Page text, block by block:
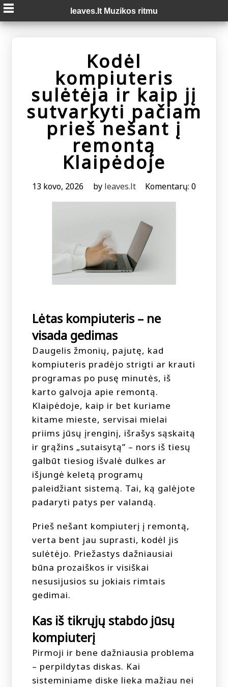
Skip
to
content
leaves.lt Muzikos ritmu
Kodėl
kompiuteris
sulėtėja ir kaip jį
sutvarkyti pačiam
prieš nešant į
remontą
Klaipėdoje
13 kovo, 2026 by leaves.lt Komentarų: 0
Lėtas kompiuteris – ne
visada gedimas
Daugelis žmonių, pajutę, kad
kompiuteris pradėjo strigti ar krauti
programas po pusę minutės, iš
karto galvoja apie remontą.
Klaipėdoje, kaip ir bet kuriame
kitame mieste, servisai mielai
priims jūsų įrenginį, išrašys sąskaitą
ir grąžins „sutaisytą” – nors iš tiesų
galbūt tiesiog išvalė dulkes ar
išjungė keletą programų
paleidžiant sistemą. Tai, ką galėjote
padaryti patys per valandą.
Prieš nešant kompiuterį į remontą,
verta bent jau suprasti, kodėl jis
sulėtėjo. Priežastys dažniausiai
būna prozaiškos ir visiškai
nesusijusios su jokiais rimtais
gedimai.
Kas iš tikrųjų stabdo jūsų
kompiuterį
Pirmoji ir bene dažniausia problema
– perpildytas diskas. Kai
sisteminiame diske lieka mažiau nei